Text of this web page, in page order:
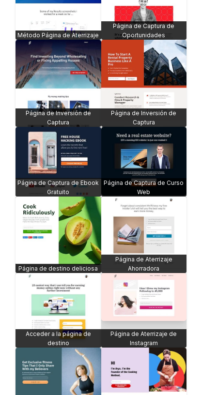
Método Página de Aterrizaje
Página de Captura de
Oportunidades
Página de Inversión de
Captura
Página de Inversión de
Captura
Página de Captura de Ebook
Gratuito
Página de Captura de Curso
Web
Página de destino deliciosa
Página de Aterrizaje
Ahorradora
Acceder a la página de
destino
Página de Aterrizaje de
Instagram